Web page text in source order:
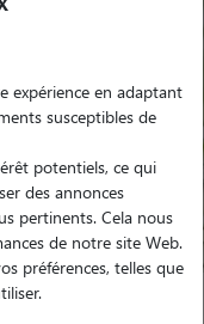
?
expérience en adaptant
susceptibles de
potentiels, ce qui
des annonces
pertinents. Cela nous
de notre site Web.
préférences, telles que